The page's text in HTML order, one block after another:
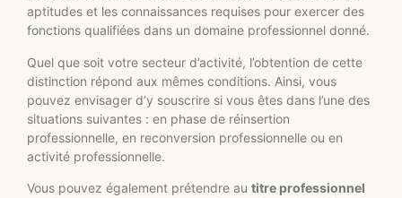
aptitudes et les connaissances requises pour exercer des
fonctions qualifiées dans un domaine professionnel donné.
Quel que soit votre secteur d’activité, l’obtention de cette
distinction répond aux mêmes conditions. Ainsi, vous
pouvez envisager d’y souscrire si vous êtes dans l’une des
situations suivantes : en phase de réinsertion
professionnelle, en reconversion professionnelle ou en
activité professionnelle.
Vous pouvez également prétendre au titre professionnel